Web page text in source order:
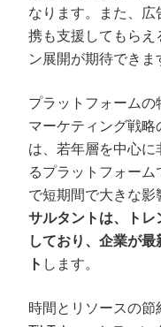
なります。また、
携も支援してもらえ
ン展開が期待できま
プラットフォーム
マーケティング戦略
は、若年層を中心
るプラットフォー
で短期間で大きな影
サルタントは、トレ
しており、企業が
ト します。
時間とリソースの